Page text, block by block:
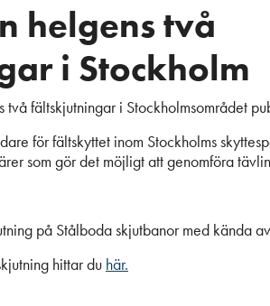
helgens två
i Stockholm
två fältskjutningar i Stockholmsområdet
för fältskyttet inom Stockholms
som gör det möjligt att genomföra
på Stålboda skjutbanor med kända
hittar du här.